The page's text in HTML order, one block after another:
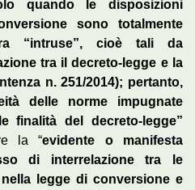
quando le disposizioni
sono totalmente
“intruse”, cioè tali da
tra il decreto-legge e la
n. 251/2014); pertanto,
delle norme impugnate
finalità del decreto-legge”
la “evidente o manifesta
di interrelazione tra le
legge di conversione e